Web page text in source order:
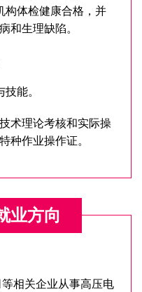
构体检健康合格，并
和生理缺陷。
能。
术理论考核和实际操
种作业操作证。
业方向
相关企业从事高压电